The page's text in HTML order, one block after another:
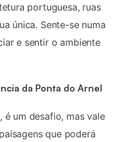
portuguesa, ruas
única. Sente-se numa
e sentir o ambiente
da Ponta do Arnel
é um desafio, mas vale
que poderá